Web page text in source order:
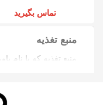
تماس بگیرید
منبع تغذیه
منبع تغذیه که با نام
است که وظیفه ی آن